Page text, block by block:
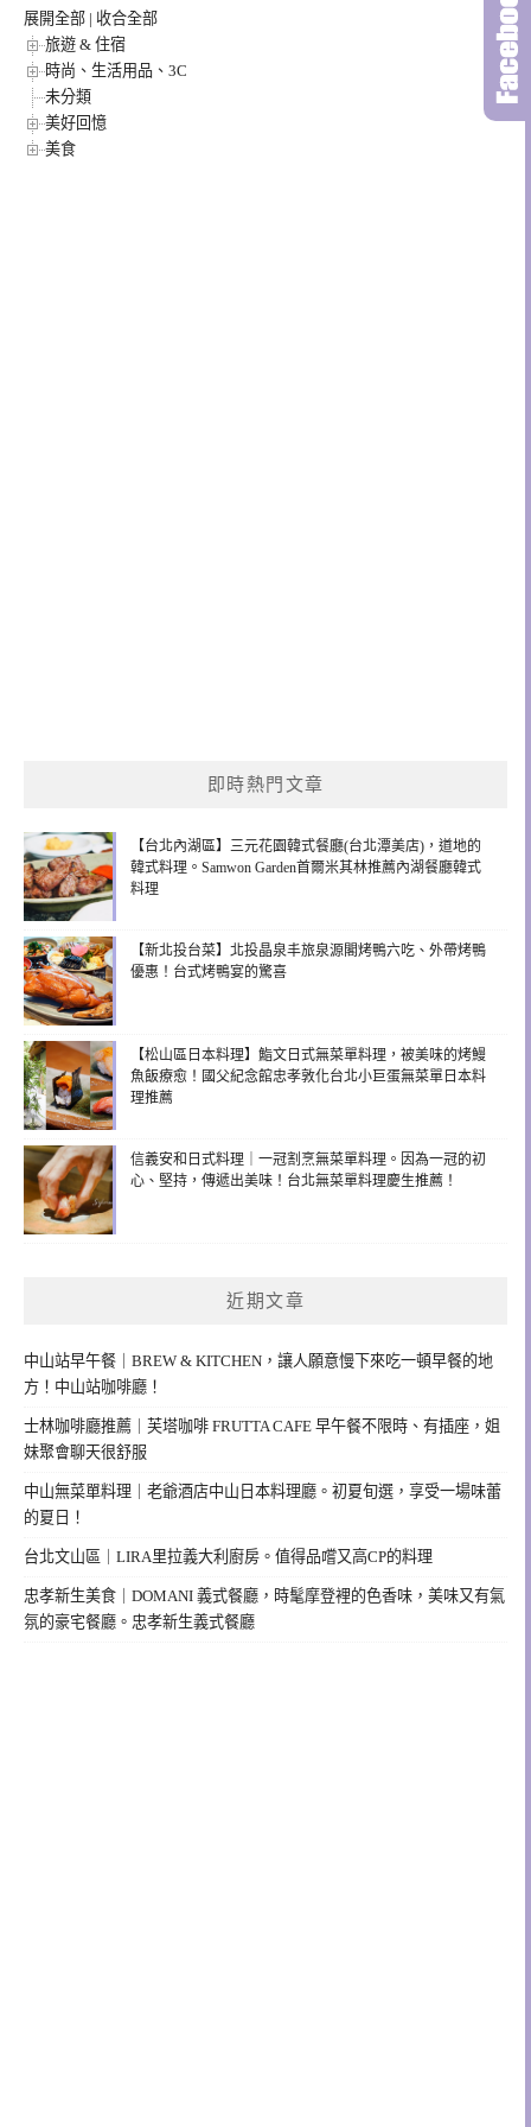
展開全部 | 收合全部
旅遊 & 住宿
時尚、生活用品、3C
未分類
美好回憶
美食
即時熱門文章
【台北內湖區】三元花園韓式餐廳(台北潭美店)，道地的
韓式料理。Samwon Garden首爾米其林推薦內湖餐廳韓式
料理
【新北投台菜】北投晶泉丰旅泉源閣烤鴨六吃、外帶烤鴨
優惠！台式烤鴨宴的驚喜
【松山區日本料理】鮨文日式無菜單料理，被美味的烤鰻
魚飯療愈！國父紀念館忠孝敦化台北小巨蛋無菜單日本料
理推薦
信義安和日式料理｜一冠割烹無菜單料理。因為一冠的初
心、堅持，傳遞出美味！台北無菜單料理慶生推薦！
近期文章
中山站早午餐｜BREW & KITCHEN，讓人願意慢下來吃一頓早餐的地
方！中山站咖啡廳！
士林咖啡廳推薦｜芙塔咖啡 FRUTTA CAFE 早午餐不限時、有插座，姐
妹聚會聊天很舒服
中山無菜單料理｜老爺酒店中山日本料理廳。初夏旬選，享受一場味蕾
的夏日！
台北文山區｜LIRA里拉義大利廚房。值得品嚐又高CP的料理
忠孝新生美食｜DOMANI 義式餐廳，時髦摩登裡的色香味，美味又有氣
氛的豪宅餐廳。忠孝新生義式餐廳